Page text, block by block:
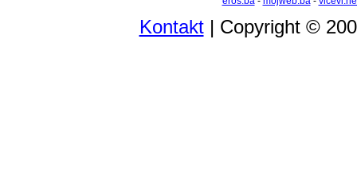
Kontakt| Copyright ©